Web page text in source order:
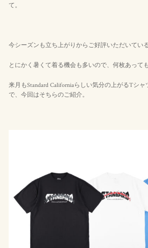
て。
今シーズンも立ち上がりからご好評いただいてい
とにかく暑くて着る機会も多いので、何枚あって
来月もStandard Californiaらしい気分の上がるTシ
で、今回はそちらのご紹介。